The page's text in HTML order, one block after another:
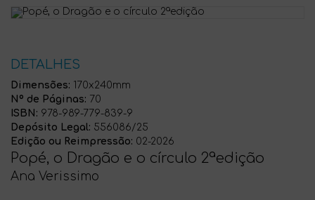
DETALHES
Dimensões: 170x240mm
Nº de Páginas: 70
ISBN: 978-989-779-839-9
Depósito Legal: 556086/25
Edição ou Reimpressão: 02-2026
Popé, o Dragão e o círculo 2ªedição
Ana Verissimo